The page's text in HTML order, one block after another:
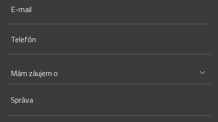
E-mail
Telefón
Správa